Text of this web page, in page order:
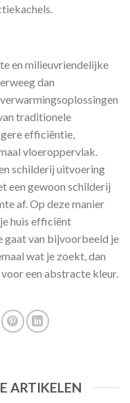
en milieuvriendelijke
dan
traditionele
efficiëntie,
vloeroppervlak.
schilderij uitvoering
een gewoon schilderij
af. Op deze manier
huis efficiënt
gaat van bijvoorbeeld je
wat je zoekt, dan
een abstracte kleur.
ARTIKELEN